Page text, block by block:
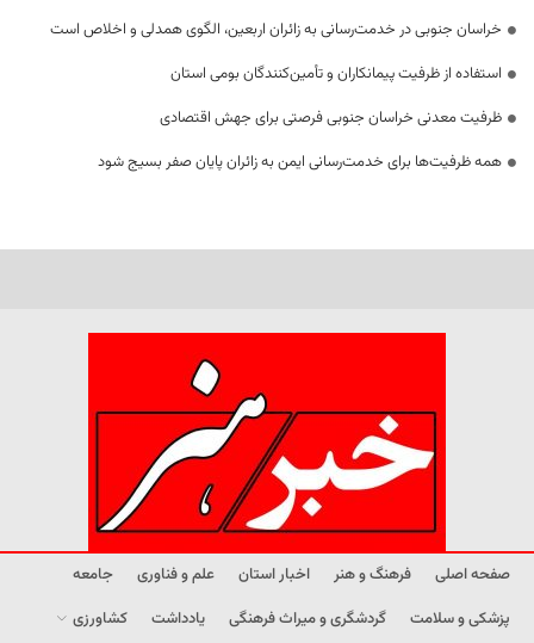
خراسان جنوبی در خدمت‌رسانی به زائران اربعین، الگوی همدلی و اخلاص است
استفاده از ظرفیت پیمانکاران و تأمین‌کنندگان بومی استان
ظرفیت معدنی خراسان جنوبی فرصتی برای جهش اقتصادی
همه ظرفیت‌ها برای خدمت‌رسانی ایمن به زائران پایان صفر بسیج شود
صفحه اصلی فرهنگ و هنر اخبار استان علم و فناوری
جامعه
پزشکی و سلامت
گردشگری و میراث فرهنگی یادداشت
کشاورزی